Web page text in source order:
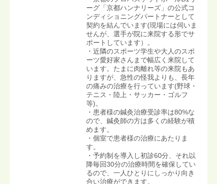
ーグ「京都ハンナリーズ」の公式コ
ンディショニングパートナーとして
契約を結んでいます(現場には伺いま
せんが、選手が院に来院する形でサ
ポートしています）。
・近隣のスポーツ学生や大人のスポ
ーツ愛好家さんまで幅広く来院して
います。たまに肉離れ等の来院もあ
りますが、急性の怪我よりも、長年
の痛みの治療を行っています(野球・
テニス・陸上・サッカー・ゴルフ
等)。
・患者様の鍼灸治療受診率は80%な
ので、鍼灸師の方は多くの経験が積
めます。
・個室で患者様の治療にあたりま
す。
・予約制を導入し初診60分、それ以
降毎回30分の治療時間を確保してい
るので、一人ひとりにしっかり向き
合い治療ができます。